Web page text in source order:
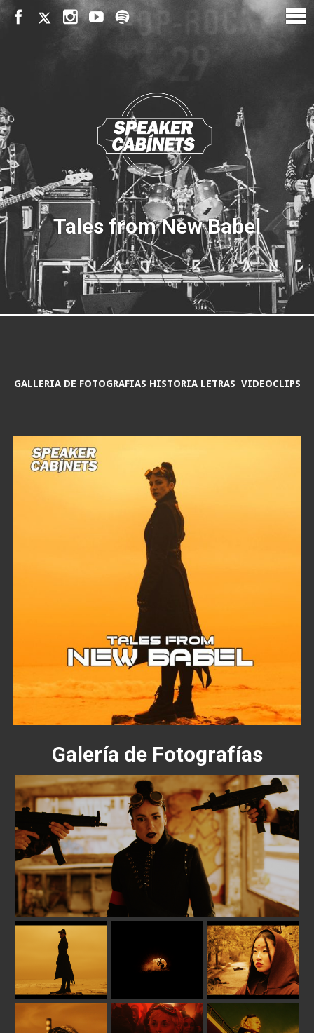
Tales from New Babel
GALLERIA DE FOTOGRAFIAS HISTORIA LETRAS VIDEOCLIPS
Galería de Fotografías